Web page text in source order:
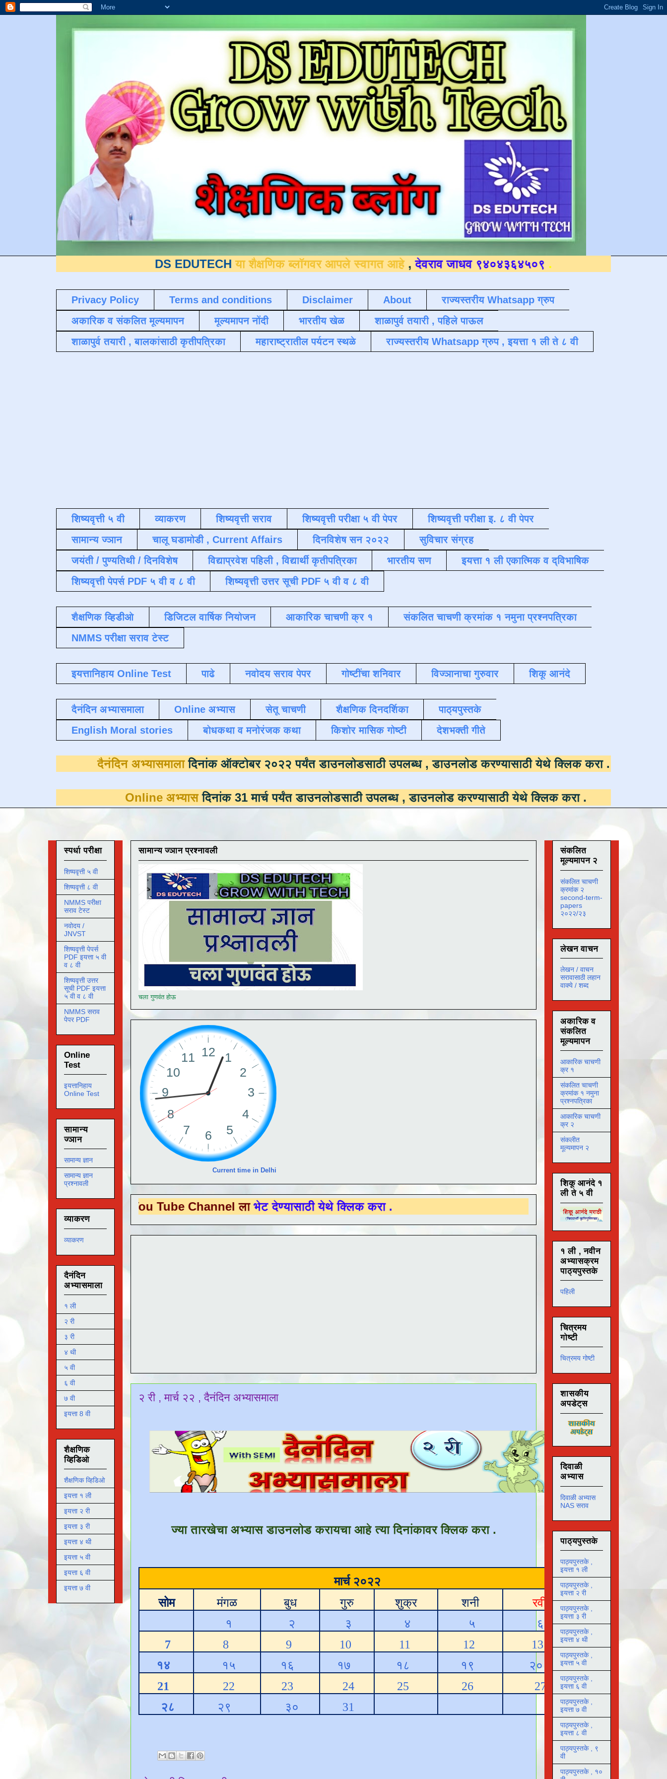
DS EDUTECH या शैक्षणिक ब्लॉगवर आपले स्वागत आहे,देवराव जाधव ९४०४३६४५०९ .
Privacy Policy Terms and conditions Disclaimer About
राज्यस्तरीय Whatsapp ग्रुप
अकारिक व संकलित मूल्यमापन
मूल्यमापन नोंदी भारतीय खेळ
शाळापुर्व तयारी , पहिले पाऊल
शाळापुर्व तयारी , बालकांसाठी कृतीपत्रिका
महाराष्ट्रातील पर्यटन स्थळे राज्यस्तरीय Whatsapp ग्रुप , इयत्ता १ ली ते ८ वी
शिष्यवृत्ती ५ वी व्याकरण शिष्यवृत्ती सराव शिष्यवृत्ती परीक्षा ५ वी पेपर
शिष्यवृत्ती परीक्षा इ. ८ वी पेपर
सामान्य ज्ञान
चालू घडामोडी , Current Affairs दिनविशेष सन २०२२
सुविचार संग्रह
जयंती / पुण्यतिथी / दिनविशेष
विद्याप्रवेश पहिली , विद्यार्थी कृतीपत्रिका भारतीय सण
इयत्ता १ ली एकात्मिक व द्विभाषिक
शिष्यवृत्ती पेपर्स PDF ५ वी व ८ वी
शिष्यवृत्ती उत्तर सूची PDF ५ वी व ८ वी
शैक्षणिक व्हिडीओ डिजिटल वार्षिक नियोजन आकारिक चाचणी क्र १
संकलित चाचणी क्रमांक १ नमुना प्रश्नपत्रिका
NMMS परीक्षा सराव टेस्ट
इयत्तानिहाय Online Test पाढे नवोदय सराव पेपर गोष्टींचा शनिवार विज्ञानाचा गुरुवार शिकू आनंदे
दैनंदिन अभ्यासमाला Online अभ्यास सेतू चाचणी शैक्षणिक दिनदर्शिका
पाठ्यपुस्तके
English Moral stories
बोधकथा व मनोरंजक कथा किशोर मासिक गोष्टी देशभक्ती गीते
दैनंदिन अभ्यासमालादिनांक ऑक्टोबर २०२२ पर्यंत डाउनलोडसाठी उपलब्ध ,डाउनलोड करण्यासाठी येथे क्लिक करा
Online अभ्यासदिनांक 31 मार्च पर्यंत डाउनलोडसाठी उपलब्ध ,डाउनलोड करण्यासाठी येथे क्लिक करा.
सामान्य ज्ञान प्रश्नावली
चला गुणवंत होऊ
Current time in Delhi
या You Tube Channel लाभेट देण्यासाठी येथे क्लिक करा .
२ री , मार्च २२ , दैनंदिन अभ्यासमाला
ज्या तारखेचा अभ्यास डाउनलोड करायचा आहे त्या दिनांकावर क्लिक करा .
मार्च २०२२
सोम
मंगळ बुध गुरु शुक्र शनी
रवी
१
२ ३ ४ ५
६
7
8 9 10 11 12
13
१४
१५ १६ १७ १८ १९
२०
21
22 23 24 25 26
27
२८
२९ ३० 31
स्पर्धा परीक्षा
शिष्यवृत्ती ५ वी
शिष्यवृत्ती ८ वी
NMMS परीक्षा
सराव टेस्ट
नवोदय /
JNVST
शिष्यवृत्ती पेपर्स
PDF इयत्ता ५ वी
व ८ वी
शिष्यवृत्ती उत्तर
सूची PDF इयत्ता
५ वी व ८ वी
NMMS सराव
पेपर PDF
Online
Test
इयत्तानिहाय
Online Test
सामान्य
ज्ञान
सामान्य ज्ञान
सामान्य ज्ञान
प्रश्नावली
व्याकरण
व्याकरण
दैनंदिन
अभ्यासमाला
१ ली
२ री
३ री
४ थी
५ वी
६ वी
७ वी
इयत्ता 8 वी
शैक्षणिक
व्हिडिओ
शैक्षणिक व्हिडिओ
इयत्ता १ ली
इयत्ता २ री
इयत्ता ३ री
इयत्ता ४ थी
इयत्ता ५ वी
इयत्ता ६ वी
इयत्ता ७ वी
संकलित
मूल्यमापन २
संकलित चाचणी
क्रमांक २
second-term-
papers
२०२२/२३
लेखन वाचन
लेखन / वाचन
सरावासाठी लहान
वाक्ये / शब्द
अकारिक व
संकलित
मूल्यमापन
आकारिक चाचणी
क्र १
संकलित चाचणी
क्रमांक १ नमुना
प्रश्नपत्रिका
आकारिक चाचणी
क्र २
संकलीत
मूल्यमापन २
शिकू आनंदे १
ली ते ५ वी
१ ली , नवीन
अभ्यासक्रम
पाठ्यपुस्तके
पहिली
चित्रमय
गोष्टी
चित्रमय गोष्टी
शासकीय
अपडेट्स
दिवाळी
अभ्यास
दिवाळी अभ्यास
NAS सराव
पाठ्यपुस्तके
पाठ्यपुस्तके ,
इयत्ता १ ली
पाठ्यपुस्तके ,
इयत्ता २ री
पाठ्यपुस्तके ,
इयत्ता ३ री
पाठ्यपुस्तके ,
इयत्ता ४ थी
पाठ्यपुस्तके ,
इयत्ता ५ वी
पाठ्यपुस्तके ,
इयत्ता ६ वी
पाठ्यपुस्तके ,
इयत्ता ७ वी
पाठ्यपुस्तके ,
इयत्ता ८ वी
पाठ्यपुस्तके , ९
वी
पाठ्यपुस्तके , १०